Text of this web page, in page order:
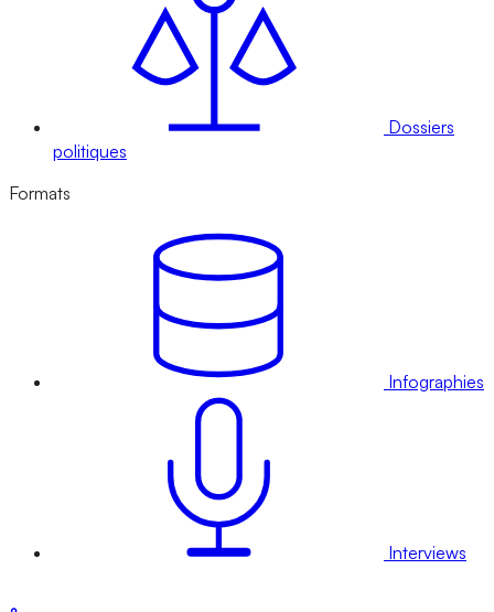
Dossiers
politiques
Formats
Infographies
Interviews